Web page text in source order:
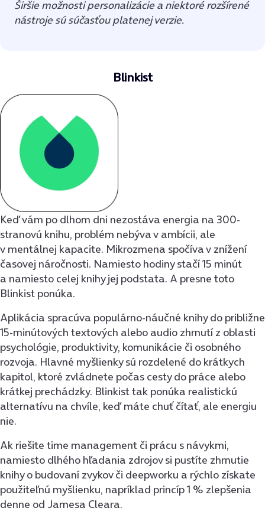
Širšie možnosti personalizácie a niektoré rozšírené
nástroje sú súčasťou platenej verzie.
Blinkist
Keď vám po dlhom dni nezostáva energia na 300-
stranovú knihu, problém nebýva v ambícii, ale
v mentálnej kapacite. Mikrozmena spočíva v znížení
časovej náročnosti. Namiesto hodiny stačí 15 minút
a namiesto celej knihy jej podstata. A presne toto
Blinkist ponúka.
Aplikácia spracúva populárno-náučné knihy do približne
15-minútových textových alebo audio zhrnutí z oblasti
psychológie, produktivity, komunikácie či osobného
rozvoja. Hlavné myšlienky sú rozdelené do krátkych
kapitol, ktoré zvládnete počas cesty do práce alebo
krátkej prechádzky. Blinkist tak ponúka realistickú
alternatívu na chvíle, keď máte chuť čítať, ale energiu
nie.
Ak riešite time management či prácu s návykmi,
namiesto dlhého hľadania zdrojov si pustíte zhrnutie
knihy o budovaní zvykov či deepworku a rýchlo získate
použiteľnú myšlienku, napríklad princíp 1 % zlepšenia
denne od Jamesa Cleara.